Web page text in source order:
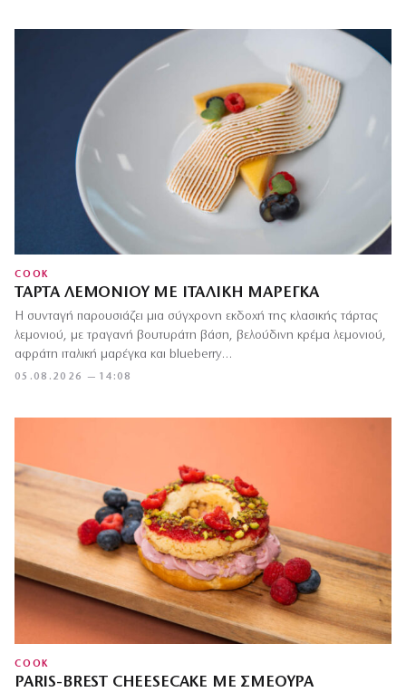
COOK
ΤΆΡΤΑ ΛΕΜΟΝΙΟΎ ΜΕ ΙΤΑΛΙΚΉ ΜΑΡΈΓΚΑ
05.08.2026 — 14:08
Η συνταγή παρουσιάζει μια σύγχρονη εκδοχή της κλασικής τάρτας
λεμονιού, με τραγανή βουτυράτη βάση, βελούδινη κρέμα λεμονιού,
αφράτη ιταλική μαρέγκα και blueberry…
COOK
PARIS-BREST CHEESECAKE ΜΕ ΣΜΈΟΥΡΑ